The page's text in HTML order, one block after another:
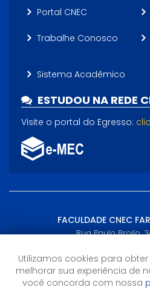
Portal CNEC
Trabalhe Conosco
Sistema Acadêmico
ESTUDOU NA REDE
Visite o portal do Egresso:
FACULDADE CNEC
Rua Paulo Broilo,
Horário de
Utilizamos cookies para
melhorar sua experiência de
você concorda com nossa